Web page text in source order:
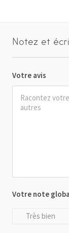
Notez et
Votre avis
Votre note
Très bien